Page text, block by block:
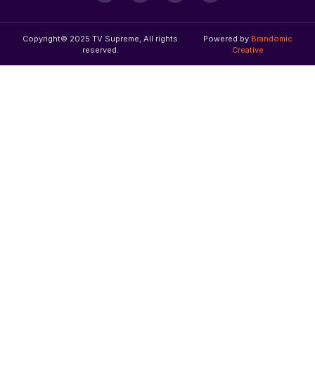
Copyright© 2025 TV Supreme, All rights
reserved.
Powered by Brandomic
Creative